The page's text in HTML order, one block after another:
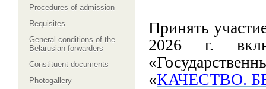
Procedures of admission
Requisites
General conditions of the
Belarusian forwarders
Сonstituent documents
Photogallery
Принять
2026 г.
«КАЧЕСТВО.